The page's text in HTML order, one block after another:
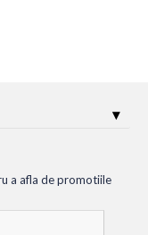
a afla de promotiile